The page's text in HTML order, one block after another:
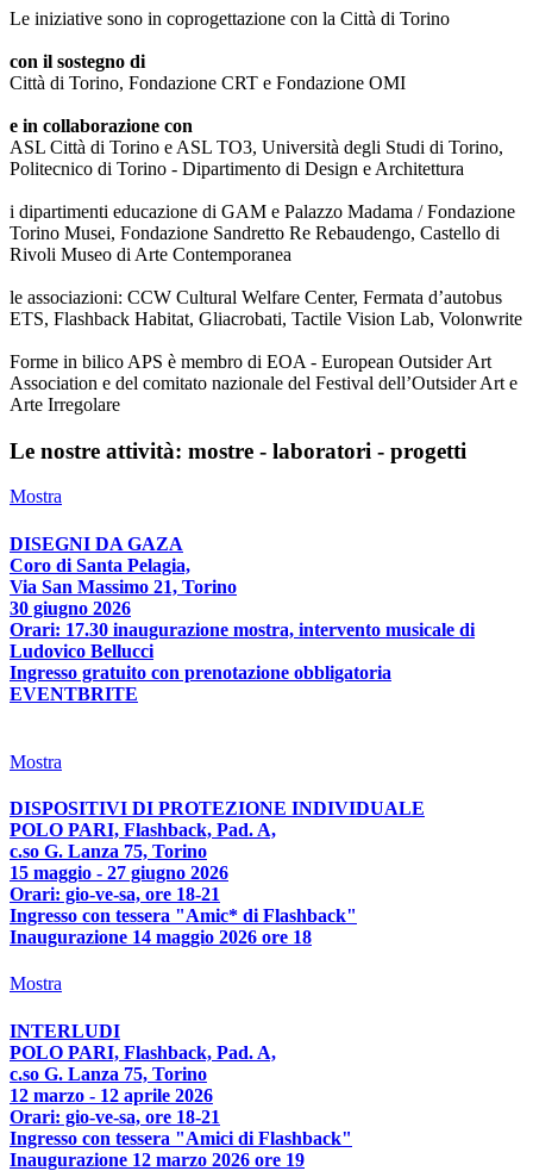
Le iniziative sono in coprogettazione con la Città di Torino
con il sostegno di
Città di Torino, Fondazione CRT e Fondazione OMI
e in collaborazione con
ASL Città di Torino e ASL TO3, Università degli Studi di Torino,
Politecnico di Torino - Dipartimento di Design e Architettura
i dipartimenti educazione di GAM e Palazzo Madama / Fondazione
Torino Musei, Fondazione Sandretto Re Rebaudengo, Castello di
Rivoli Museo di Arte Contemporanea
le associazioni: CCW Cultural Welfare Center, Fermata d’autobus
ETS, Flashback Habitat, Gliacrobati, Tactile Vision Lab, Volonwrite
Forme in bilico APS è membro di EOA - European Outsider Art
Association e del comitato nazionale del Festival dell’Outsider Art e
Arte Irregolare
Le nostre attività: mostre - laboratori - progetti
Mostra
DISEGNI DA GAZA
Coro di Santa Pelagia,
Via San Massimo 21, Torino
30 giugno 2026
Orari: 17.30 inaugurazione mostra, intervento musicale di
Ludovico Bellucci
Ingresso gratuito con prenotazione obbligatoria
EVENTBRITE
Mostra
DISPOSITIVI DI PROTEZIONE INDIVIDUALE
POLO PARI, Flashback, Pad. A,
c.so G. Lanza 75, Torino
15 maggio - 27 giugno 2026
Orari: gio-ve-sa, ore 18-21
Ingresso con tessera "Amic* di Flashback"
Inaugurazione 14 maggio 2026 ore 18
Mostra
INTERLUDI
POLO PARI, Flashback, Pad. A,
c.so G. Lanza 75, Torino
12 marzo - 12 aprile 2026
Orari: gio-ve-sa, ore 18-21
Ingresso con tessera "Amici di Flashback"
Inaugurazione 12 marzo 2026 ore 19